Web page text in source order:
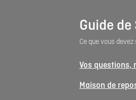
Guide de
Ce que vous
Vos questions,
Maison de